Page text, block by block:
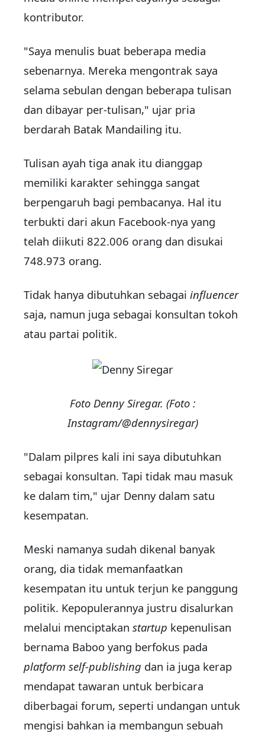
kontributor.
"Saya menulis buat beberapa media
sebenarnya. Mereka mengontrak saya
selama sebulan dengan beberapa tulisan
dan dibayar per-tulisan," ujar pria
berdarah Batak Mandailing itu.
Tulisan ayah tiga anak itu dianggap
memiliki karakter sehingga sangat
berpengaruh bagi pembacanya. Hal itu
terbukti dari akun Facebook-nya yang
telah diikuti 822.006 orang dan disukai
748.973 orang.
Tidak hanya dibutuhkan sebagai influencer
saja, namun juga sebagai konsultan tokoh
atau partai politik.
Foto Denny Siregar. (Foto :
Instagram/@dennysiregar)
"Dalam pilpres kali ini saya dibutuhkan
sebagai konsultan. Tapi tidak mau masuk
ke dalam tim," ujar Denny dalam satu
kesempatan.
Meski namanya sudah dikenal banyak
orang, dia tidak memanfaatkan
kesempatan itu untuk terjun ke panggung
politik. Kepopulerannya justru disalurkan
melalui menciptakan startup kepenulisan
bernama Baboo yang berfokus pada
platform self-publishing dan ia juga kerap
mendapat tawaran untuk berbicara
diberbagai forum, seperti undangan untuk
mengisi bahkan ia membangun sebuah